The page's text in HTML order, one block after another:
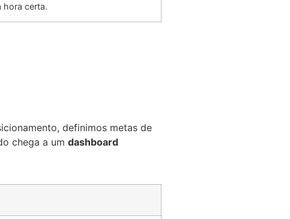
hora certa.
definimos metas de
chega a um dashboard